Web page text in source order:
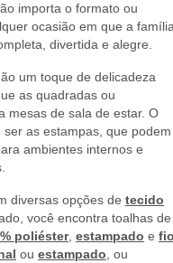
importa o formato ou
ocasião em que a
divertida e alegre.
um toque de delicadeza
as quadradas ou
mesas de sala de estar. O
as estampas, que podem
ambientes internos e
diversas opções de tecido
você encontra toalhas de
poliéster, estampado e
ou estampado, ou